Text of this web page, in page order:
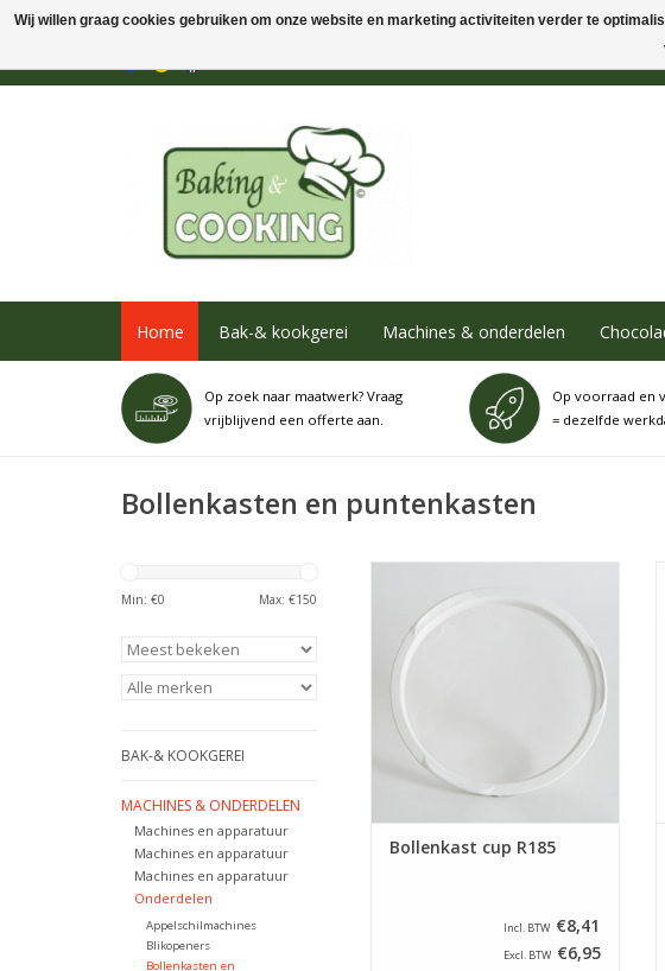
Home Bak-& kookgerei Machines & onderdelen
Op zoek naar maatwerk? Vraag
vrijblijvend een offerte aan.
Op voorraad en
= dezelfde
Bollenkasten en puntenkasten
Min: €0 Max: €150
BAK-& KOOKGEREI
MACHINES & ONDERDELEN
Machines en apparatuur
Machines en apparatuur
Machines en apparatuur
Onderdelen
Appelschilmachines
Blikopeners
Bollenkasten en
geschikt voor o.a. bollenkasten
van WP Haton en Beko.
TOEVOEGEN AAN WINKELWAGEN
Bollenkast cup R185
Incl. BTW €8,41
Excl. BTW €6,95
Wij willen graag cookies gebruiken om onze website en marketing activiteiten verder te